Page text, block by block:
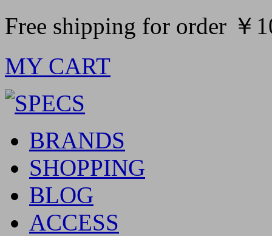
Free shipping for order ￥
MY CART
BRANDS
SHOPPING
BLOG
ACCESS